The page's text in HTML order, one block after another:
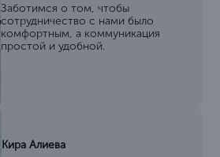
Заботимся о том, чтобы
сотрудничество с нами было
комфортным, а коммуникация
простой и удобной.
Кира Алиева